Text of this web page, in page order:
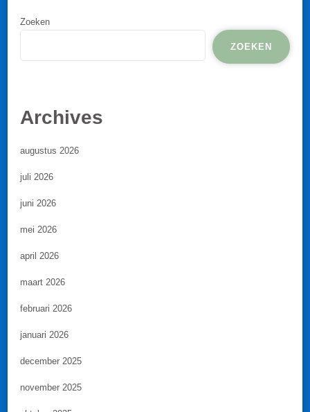
Zoeken
ZOEKEN
Archives
augustus 2026
juli 2026
juni 2026
mei 2026
april 2026
maart 2026
februari 2026
januari 2026
december 2025
november 2025